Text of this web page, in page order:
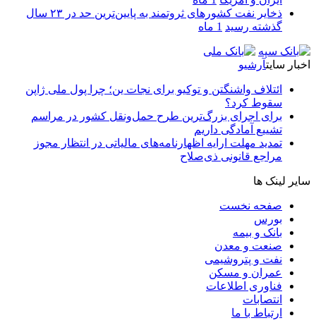
ذخایر نفت کشورهای ثروتمند به پایین‌ترین حد در ۲۳ سال
گذشته رسید 1 ماه
اخبار سایتآرشیو
ائتلاف واشنگتن و توکیو برای نجات ین؛ چرا پول ملی ژاپن
سقوط کرد؟
برای اجرای بزرگ‌ترین طرح حمل‌ونقل کشور در مراسم
تشییع آمادگی داریم
تمدید مهلت ارایه اظهارنامه‌های مالیاتی در انتظار مجوز
مراجع قانونی ذی‌‏صلاح
سایر لینک ها
صفحه نخست
بورس
بانک و بیمه
صنعت و معدن
نفت و پتروشیمی
عمران و مسکن
فناوری اطلاعات
انتصابات
ارتباط با ما